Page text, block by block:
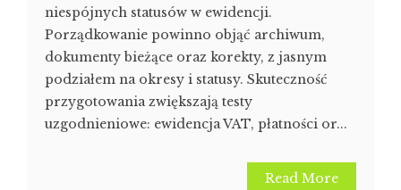
niespójnych statusów w ewidencji.
Porządkowanie powinno objąć archiwum,
dokumenty bieżące oraz korekty, z jasnym
podziałem na okresy i statusy. Skuteczność
przygotowania zwiększają testy
uzgodnieniowe: ewidencja VAT, płatności or...
Read More